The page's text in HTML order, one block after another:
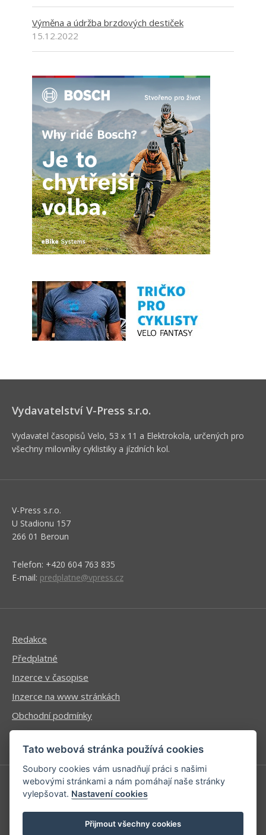
Výměna a údržba brzdových destiček
15.12.2022
Vydavatelství V-Press s.r.o.
Vydavatel časopisů Velo, 53 x 11 a Elektrokola, určených pro
všechny milovníky cyklistiky a jízdních kol.
V-Press s.r.o.
U Stadionu 157
266 01 Beroun
Telefon: +420 604 763 835
E-mail: predplatne@vpress.cz
Redakce
Předplatné
Inzerce v časopise
Inzerce na www stránkách
Obchodní podmínky
Ochrana osobních údajů
Příhlášení | Registrace
Kontaktní informace
Tato webová stránka používá cookies
Soubory cookies vám usnadňují práci s našimi
webovými stránkami a nám pomáhají naše stránky
vylepšovat. Nastavení cookies
Přijmout všechny cookies